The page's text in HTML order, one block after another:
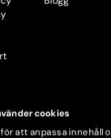
cookies
att anpassa